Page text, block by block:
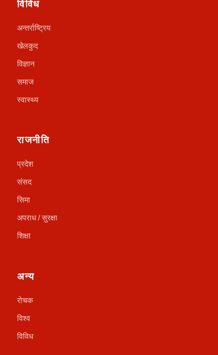
विविध
अन्तर्राष्ट्रिय
खेलकुद
विज्ञान
समाज
स्वास्थ्य
राजनीति
प्रदेश
संसद
सिमा
अपराध / सुरक्षा
शिक्षा
अन्य
रोचक
विश्व
विविध